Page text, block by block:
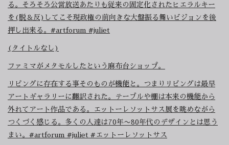
る。そろそろ公営放送あたりも従来の固定化されたヒエラルキー
を(脱＆反)してこそ現政権の前向きな大盤振る舞いビジョンを後
押し出来る。#artforum #juliet
(タイトルなし)
ファミマがメタモルしたという麻布台ショップ。
リビングに存在する事そのものが機能と。つまりリビングは最早
アートギャラリーに翻訳された。テーブルや棚は本来の機能から
外れてアート作品である。エットーレソットサス展を眺めながら
つくづく感じる。多くの人達は70年〜80年代のデザインとは思う
まい。#artforum #juliet #エットーレソットサス